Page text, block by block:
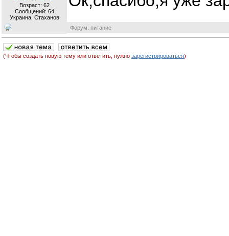
Возраст: 62
Сообщений: 64
Украина, Стаханов
Форум: питание
(Чтобы создать новую тему или ответить, нужно зарегистрироваться)